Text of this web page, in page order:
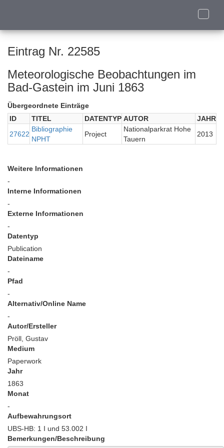
Toggle
Eintrag Nr. 22585
Meteorologische Beobachtungen im
Bad-Gastein im Juni 1863
Übergeordnete Einträge
ID
TITEL DATENTYP AUTOR
JAHR
27622
Bibliographie
NPHT
Project
Nationalparkrat Hohe
Tauern
2013
Weitere Informationen
-
Interne Informationen
-
Externe Informationen
-
Datentyp
Publication
Dateiname
-
Pfad
-
Alternativ/Online Name
-
Autor/Ersteller
Pröll, Gustav
Medium
Paperwork
Jahr
1863
Monat
-
Aufbewahrungsort
UBS-HB: 1 I und 53.002 I
Bemerkungen/Beschreibung